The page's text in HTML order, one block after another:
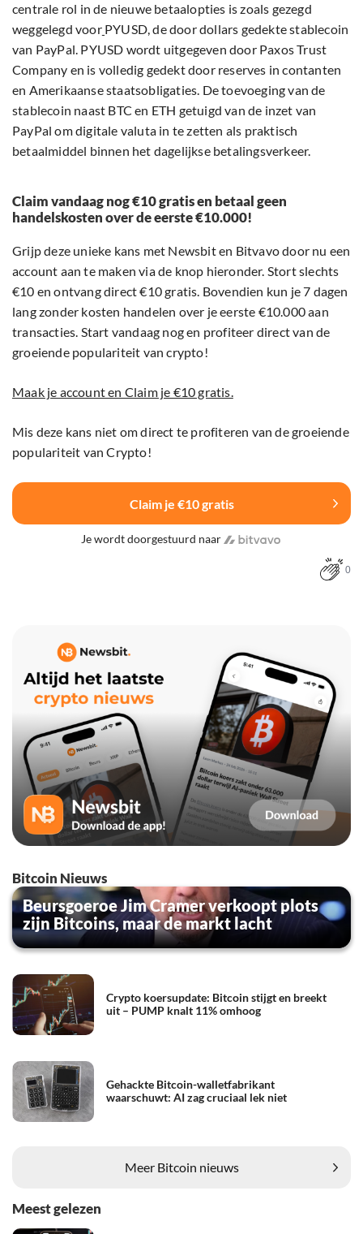
centrale rol in de nieuwe betaalopties is zoals gezegd
weggelegd voor PYUSD, de door dollars gedekte stablecoin
van PayPal. PYUSD wordt uitgegeven door Paxos Trust
Company en is volledig gedekt door reserves in contanten
en Amerikaanse staatsobligaties. De toevoeging van de
stablecoin naast BTC en ETH getuigd van de inzet van
PayPal om digitale valuta in te zetten als praktisch
betaalmiddel binnen het dagelijkse betalingsverkeer.
Claim vandaag nog €10 gratis en betaal geen
handelskosten over de eerste €10.000!
Grijp deze unieke kans met Newsbit en Bitvavo door nu een
account aan te maken via de knop hieronder. Stort slechts
€10 en ontvang direct €10 gratis. Bovendien kun je 7 dagen
lang zonder kosten handelen over je eerste €10.000 aan
transacties. Start vandaag nog en profiteer direct van de
groeiende populariteit van crypto!
Maak je account en Claim je €10 gratis.
Mis deze kans niet om direct te profiteren van de groeiende
populariteit van Crypto!
Claim je €10 gratis
Je wordt doorgestuurd naar
0
Bitcoin Nieuws
Beursgoeroe Jim Cramer verkoopt plots
zijn Bitcoins, maar de markt lacht
Crypto koersupdate: Bitcoin stijgt en breekt
uit – PUMP knalt 11% omhoog
Gehackte Bitcoin-walletfabrikant
waarschuwt: AI zag cruciaal lek niet
Meer Bitcoin nieuws
Meest gelezen